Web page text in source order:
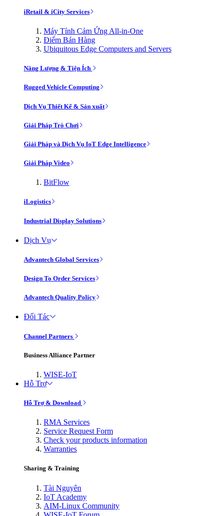
iRetail & iCity Services
Máy Tính Cảm Ứng All-in-One
Điểm Bán Hàng
Ubiquitous Edge Computers and Servers
Năng Lượng & Tiện Ích
Rugged Vehicle Computing
Dịch Vụ Thiết Kế & Sản xuất
Giải Pháp Trò Chơi
Giải Pháp và Dịch Vụ IoT Edge Intelligence
Giải Pháp Video
BitFlow
iLogistics
Industrial Display Solutions
Dịch Vụ
Advantech Global Services
Design To Order Services
Advantech Quality Policy
Đối Tác
Channel Partners
Business Alliance Partner
WISE-IoT
Hỗ Trợ
Hỗ Trợ & Download
RMA Services
Service Request Form
Check your products information
Warranties
Sharing & Training
Tài Nguyên
IoT Academy
AIM-Linux Community